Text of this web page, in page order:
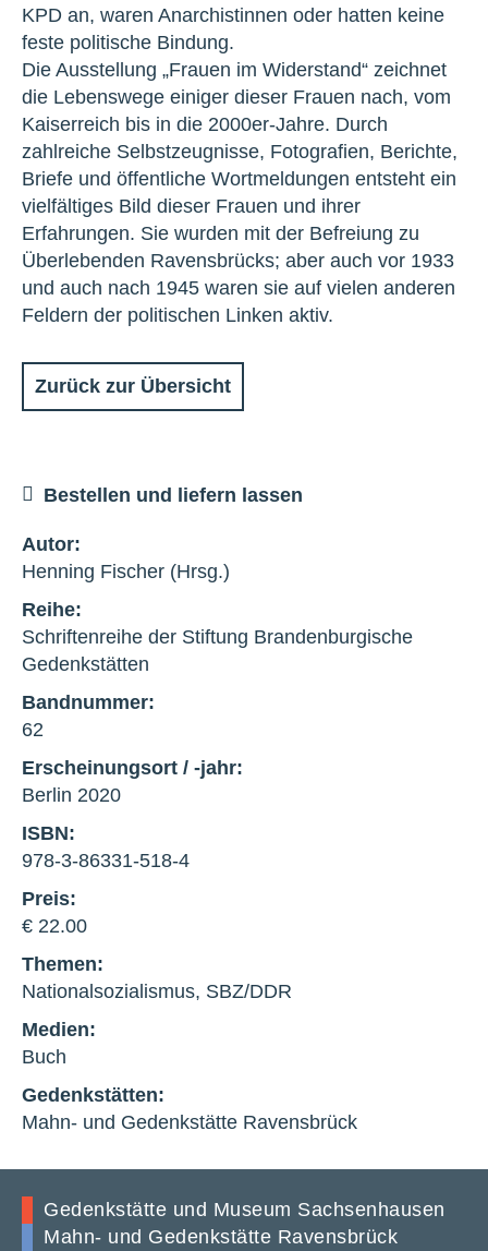
KPD an, waren Anarchistinnen oder hatten keine
feste politische Bindung.
Die Ausstellung „Frauen im Widerstand“ zeichnet
die Lebenswege einiger dieser Frauen nach, vom
Kaiserreich bis in die 2000er-Jahre. Durch
zahlreiche Selbstzeugnisse, Fotografien, Berichte,
Briefe und öffentliche Wortmeldungen entsteht ein
vielfältiges Bild dieser Frauen und ihrer
Erfahrungen. Sie wurden mit der Befreiung zu
Überlebenden Ravensbrücks; aber auch vor 1933
und auch nach 1945 waren sie auf vielen anderen
Feldern der politischen Linken aktiv.
Zurück zur Übersicht
Bestellen und liefern lassen
Autor:
Henning Fischer (Hrsg.)
Reihe:
Schriftenreihe der Stiftung Brandenburgische
Gedenkstätten
Bandnummer:
62
Erscheinungsort / -jahr:
Berlin 2020
ISBN:
978-3-86331-518-4
Preis:
€ 22.00
Themen:
Nationalsozialismus, SBZ/DDR
Medien:
Buch
Gedenkstätten:
Mahn- und Gedenkstätte Ravensbrück
Gedenkstätte und Museum Sachsenhausen
Mahn- und Gedenkstätte Ravensbrück